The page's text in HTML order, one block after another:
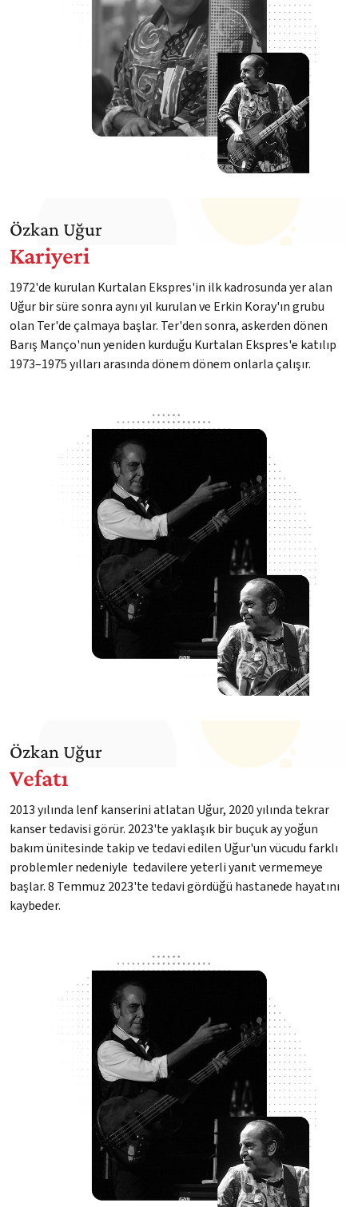
Özkan Uğur
Kariyeri
1972'de kurulan Kurtalan Ekspres'in ilk kadrosunda yer alan
Uğur bir süre sonra aynı yıl kurulan ve Erkin Koray'ın grubu
olan Ter'de çalmaya başlar. Ter'den sonra, askerden dönen
Barış Manço'nun yeniden kurduğu Kurtalan Ekspres'e katılıp
1973–1975 yılları arasında dönem dönem onlarla çalışır.
Özkan Uğur
Vefatı
2013 yılında lenf kanserini atlatan Uğur, 2020 yılında tekrar
kanser tedavisi görür. 2023'te yaklaşık bir buçuk ay yoğun
bakım ünitesinde takip ve tedavi edilen Uğur'un vücudu farklı
problemler nedeniyle tedavilere yeterli yanıt vermemeye
başlar. 8 Temmuz 2023'te tedavi gördüğü hastanede hayatını
kaybeder.